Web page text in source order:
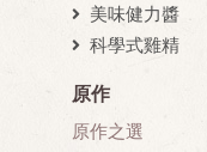
美味健力醬
科學式雞精
原作
原作之選